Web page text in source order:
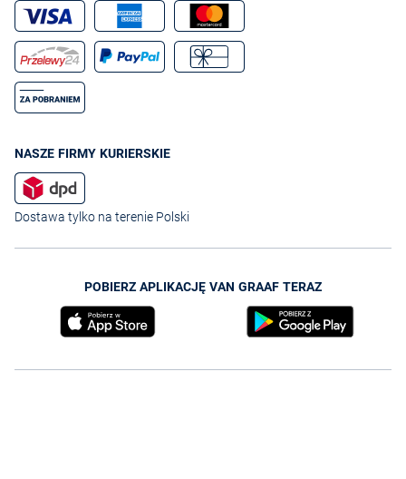
NASZE FIRMY KURIERSKIE
Dostawa tylko na terenie Polski
POBIERZ APLIKACJĘ VAN GRAAF TERAZ